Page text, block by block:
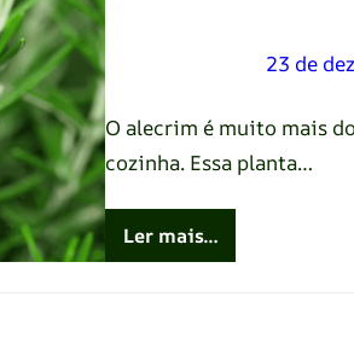
Renato Oliveira 23 de
O alecrim é muito mais
cozinha. Essa planta…
Ler mais…